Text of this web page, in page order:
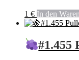
1 € In den
#1.455